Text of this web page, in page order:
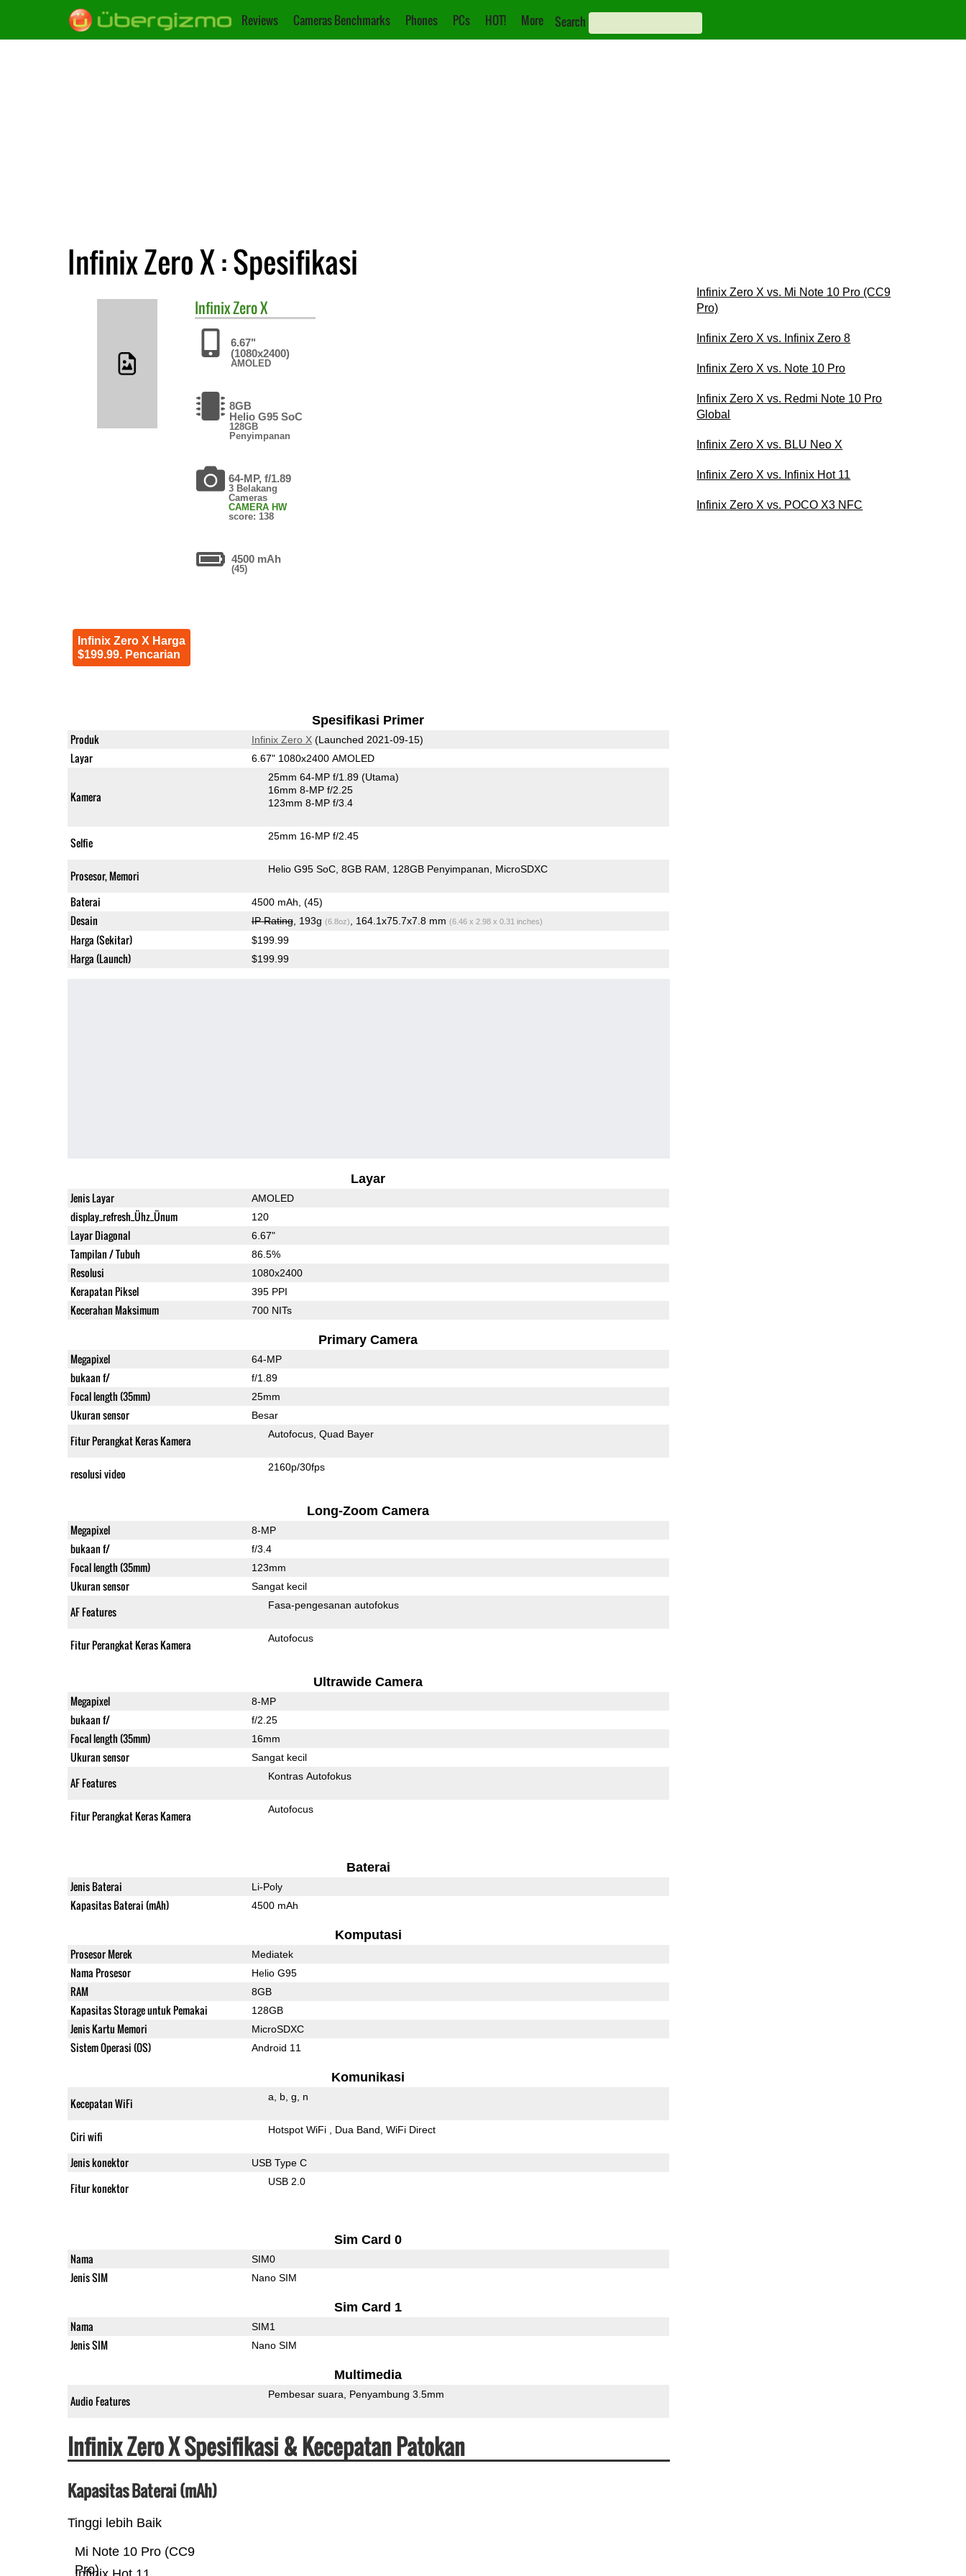
Reviews Cameras Benchmarks Phones PCs HOT! More Search
Infinix Zero X : Spesifikasi
InfinixZero X
6.67"
(1080x2400)
AMOLED
8GB
Helio G95 SoC
128GB
Penyimpanan
64-MP, f/1.89
3 Belakang
Cameras
CAMERA HW
score: 138
4500 mAh
(45)
Infinix Zero X Harga
$199.99. Pencarian
Spesifikasi Primer
Produk Infinix Zero X(Launched 2021-09-15)
Layar 6.67" 1080x2400 AMOLED
Kamera
25mm 64-MP f/1.89 (Utama)
16mm 8-MP f/2.25
123mm 8-MP f/3.4
Selfie 25mm 16-MP f/2.45
Prosesor, Memori Helio G95 SoC 8GB RAM 128GB Penyimpanan MicroSDXC
Baterai 4500 mAh, (45)
Desain IP Rating, 193g (6.8oz) , 164.1x75.7x7.8 mm (6.46 x 2.98 x 0.31 inches)
Harga (Sekitar) $199.99
Harga (Launch) $199.99
Layar
Jenis Layar AMOLED
display_refresh_Ühz_Ünum 120
Layar Diagonal 6.67"
Tampilan / Tubuh 86.5%
Resolusi 1080x2400
Kerapatan Piksel 395 PPI
Kecerahan Maksimum 700 NITs
Primary Camera
Megapixel 64-MP
bukaan f/ f/1.89
Focal length (35mm) 25mm
Ukuran sensor Besar
Fitur Perangkat Keras Kamera Autofocus Quad Bayer
resolusi video 2160p/30fps
Long-Zoom Camera
Megapixel 8-MP
bukaan f/ f/3.4
Focal length (35mm) 123mm
Ukuran sensor Sangat kecil
AF Features Fasa-pengesanan autofokus
Fitur Perangkat Keras Kamera Autofocus
Ultrawide Camera
Megapixel 8-MP
bukaan f/ f/2.25
Focal length (35mm) 16mm
Ukuran sensor Sangat kecil
AF Features Kontras Autofokus
Fitur Perangkat Keras Kamera Autofocus
Baterai
Jenis Baterai Li-Poly
Kapasitas Baterai (mAh) 4500 mAh
Komputasi
Prosesor Merek Mediatek
Nama Prosesor Helio G95
RAM 8GB
Kapasitas Storage untuk Pemakai 128GB
Jenis Kartu Memori MicroSDXC
Sistem Operasi (OS) Android 11
Komunikasi
Kecepatan WiFi a b g n
Ciri wifi Hotspot WiFi Dua Band WiFi Direct
Jenis konektor USB Type C
Fitur konektor USB 2.0
Sim Card 0
Nama SIM0
Jenis SIM Nano SIM
Sim Card 1
Nama SIM1
Jenis SIM Nano SIM
Multimedia
Audio Features Pembesar suara Penyambung 3.5mm
Infinix Zero X Spesifikasi & Kecepatan Patokan
Kapasitas Baterai (mAh)
Tinggi lebih Baik
Mi Note 10 Pro (CC9
Pro)
Infinix Zero X vs. Mi Note 10 Pro (CC9
Pro)
Infinix Zero X vs. Infinix Zero 8
Infinix Zero X vs. Note 10 Pro
Infinix Zero X vs. Redmi Note 10 Pro
Global
Infinix Zero X vs. BLU Neo X
Infinix Zero X vs. Infinix Hot 11
Infinix Zero X vs. POCO X3 NFC